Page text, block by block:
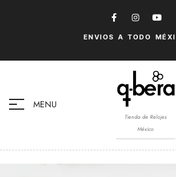
ENVIOS A TODO
MENU
Tienda de Relojes
México